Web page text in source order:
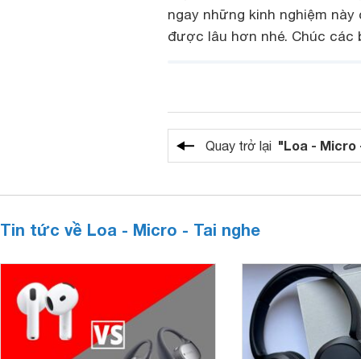
ngay những kinh nghiệm
được lâu hơn nhé. Chúc các
Quay trở lại "Loa - Micro
Tin tức về Loa - Micro - Tai nghe